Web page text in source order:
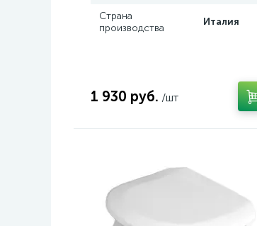
Страна
производства
Италия
1 930 руб. /шт